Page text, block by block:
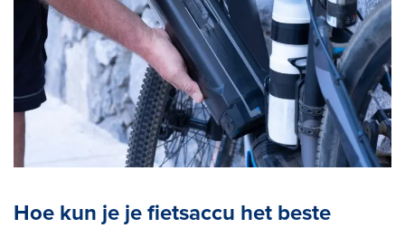
Hoe kun je je fietsaccu het beste